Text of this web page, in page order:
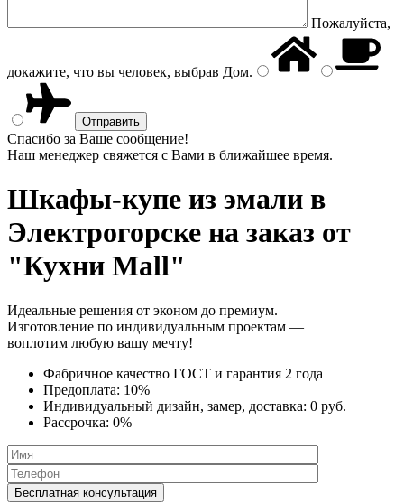
Пожалуйста,
докажите, что вы человек, выбрав Дом.
Спасибо за Ваше сообщение!
Наш менеджер свяжется с Вами в ближайшее время.
Шкафы-купе из эмали в
Электрогорске на заказ от
"Кухни Mall"
Идеальные решения от эконом до премиум.
Изготовление по индивидуальным проектам —
воплотим любую вашу мечту!
Фабричное качество ГОСТ и гарантия 2 года
Предоплата: 10%
Индивидуальный дизайн, замер, доставка: 0 руб.
Рассрочка: 0%